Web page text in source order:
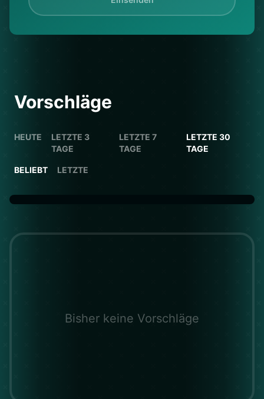
Vorschläge
HEUTE
LETZTE 3
TAGE
LETZTE 7
TAGE
LETZTE 30
TAGE
BELIEBT LETZTE
Bisher keine Vorschläge